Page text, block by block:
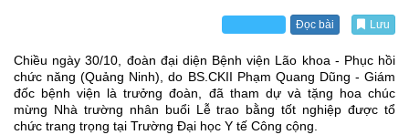
Đọc bài Lưu
Chiều ngày 30/10, đoàn đại diện Bệnh viện Lão khoa - Phục hồi
chức năng (Quảng Ninh), do BS.CKII Phạm Quang Dũng - Giám
đốc bệnh viện là trưởng đoàn, đã tham dự và tặng hoa chúc
mừng Nhà trường nhân buổi Lễ trao bằng tốt nghiệp được tổ
chức trang trọng tại Trường Đại học Y tế Công cộng.